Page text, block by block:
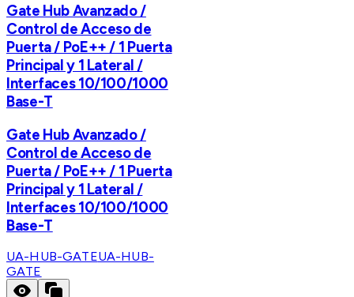
Gate Hub Avanzado /
Control de Acceso de
Puerta / PoE++ / 1 Puerta
Principal y 1 Lateral /
Interfaces 10/100/1000
Base-T
Gate Hub Avanzado /
Control de Acceso de
Puerta / PoE++ / 1 Puerta
Principal y 1 Lateral /
Interfaces 10/100/1000
Base-T
UA-HUB-GATEUA-HUB-
GATE